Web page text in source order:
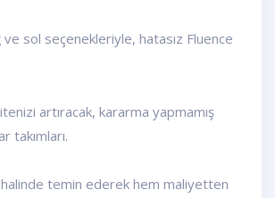
ve sol seçenekleriyle, hatasız Fluence
artıracak, kararma yapmamış
takımları.
halinde temin ederek hem maliyetten